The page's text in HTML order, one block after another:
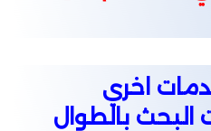
اخري
بالطوال